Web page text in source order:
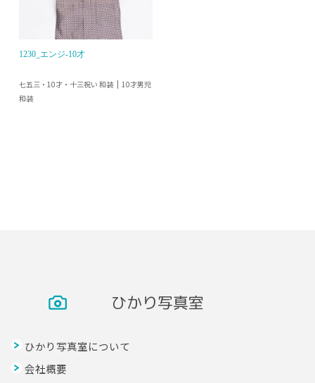
1230_エンジ-10才
七五三・10才・十三祝い 和装
10才男児
和装
ひかり写真室
ひかり写真室について
会社概要